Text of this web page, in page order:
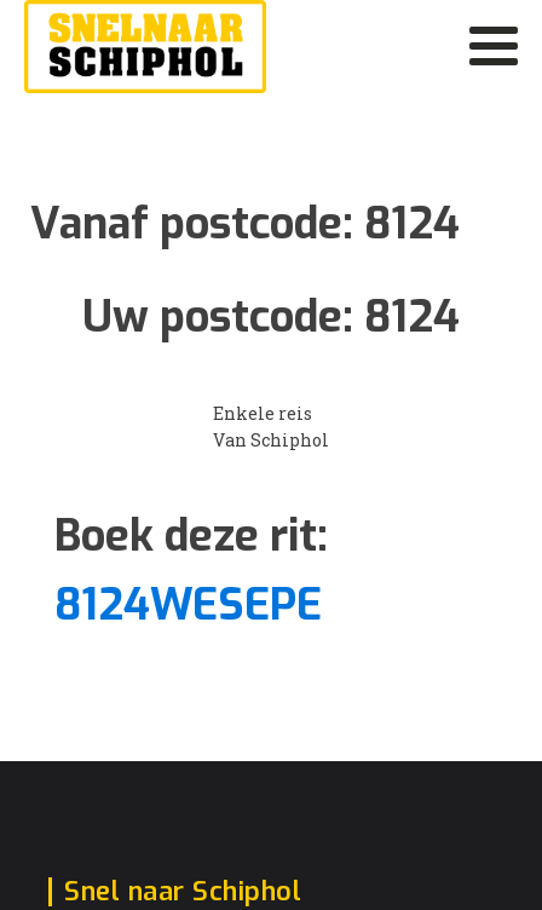
Vanaf postcode: 8124
Uw postcode: 8124
Enkele reis
Van Schiphol
Boek deze rit:
8124WESEPE
Snel naar Schiphol